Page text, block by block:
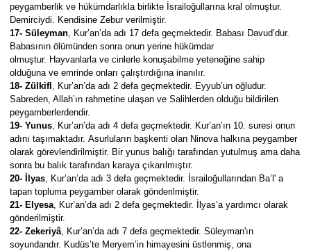
peygamberlik ve hükümdarlıkla birlikte İsrailoğullarına kral olmuştur.
Demirciydi. Kendisine Zebur verilmiştir.
17- Süleyman , Kur’an’da adı 17 defa geçmektedir. Babası Davud’dur.
Babasının ölümünden sonra onun yerine hükümdar
olmuştur. Hayvanlarla ve cinlerle konuşabilme yeteneğine sahip
olduğuna ve emrinde onları çalıştırdığına inanılır.
18- Zülkifl
, Kur’an’da adı 2 defa geçmektedir. Eyyub’un oğludur.
Sabreden, Allah’ın rahmetine ulaşan ve Salihlerden olduğu bildirilen
peygamberlerdendir.
19- Yunus , Kur’an’da adı 4 defa geçmektedir. Kur’an’ın 10. suresi onun
adını taşımaktadır. Asurluların başkenti olan Ninova halkına peygamber
olarak görevlendirilmiştir. Bir yunus balığı tarafından yutulmuş ama daha
sonra bu balık tarafından karaya çıkarılmıştır.
20- İlyas , Kur’an’da adı 3 defa geçmektedir. İsrailoğullarından Ba’l' a
tapan topluma peygamber olarak gönderilmiştir.
21- Elyesa , Kur’an’da adı 2 defa geçmektedir. İlyas’a yardımcı olarak
gönderilmiştir.
22- Zekeriyâ , Kur’an’da adı 7 defa geçmektedir. Süleyman'ın
soyundandır. Kudüs’te Meryem’in himayesini üstlenmiş, ona